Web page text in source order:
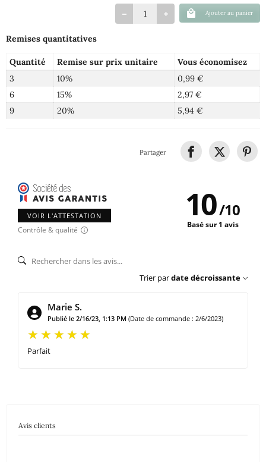
Ajouter au panier
Remises quantitatives
Quantité Remise sur prix unitaire
Vous économisez
3
10%
0,99 €
6
15%
2,97 €
9
20% 5,94 €
Partager
VOIR L'ATTESTATION
Contrôle & qualité
10/10
Basé sur 1 avis
Trier pardate décroissante
Marie S.
Publié le 2/16/23, 1:13 PM (Date de commande : 2/6/2023)
Parfait
Avis clients